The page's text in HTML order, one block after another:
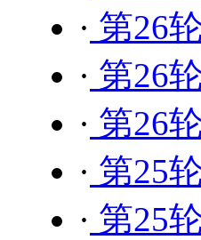
· 第26
· 第26
· 第26
· 第25
· 第25